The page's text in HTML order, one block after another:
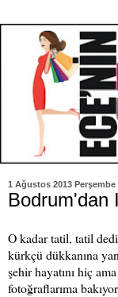
1 Ağustos 2013 Perşembe
Bodrum'dan
O kadar tatil, tatil
kürkçü dükkanına
şehir hayatını hiç
fotoğraflarıma